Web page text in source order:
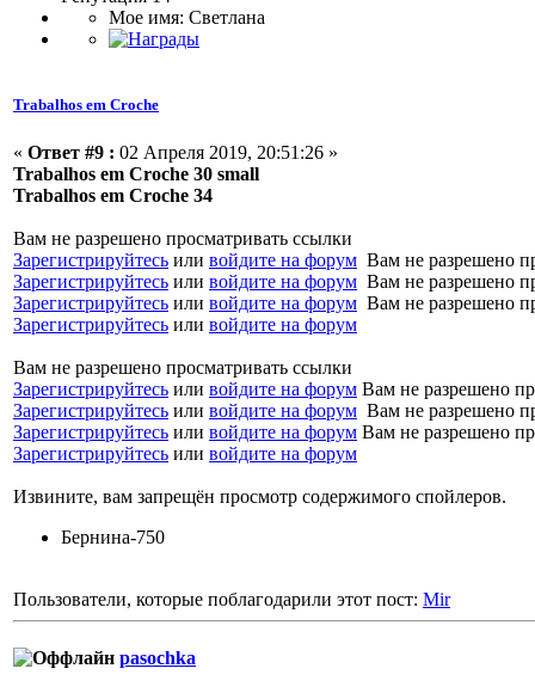
Мое имя: Светлана
Trabalhos em Croche
« Ответ #9 : 02 Апреля 2019, 20:51:26 »
Trabalhos em Croche 30 small
Trabalhos em Croche 34
Вам не разрешено просматривать ссылки
Зарегистрируйтесь или войдите на форум Вам не разрешено
Зарегистрируйтесь или войдите на форум Вам не разрешено
Зарегистрируйтесь или войдите на форум Вам не разрешено
Зарегистрируйтесь или войдите на форум
Вам не разрешено просматривать ссылки
Зарегистрируйтесь или войдите на форум Вам не разрешено
Зарегистрируйтесь или войдите на форум Вам не разрешено
Зарегистрируйтесь или войдите на форум Вам не разрешено
Зарегистрируйтесь или войдите на форум
Извините, вам запрещён просмотр содержимого спойлеров.
Бернина-750
Пользователи, которые поблагодарили этот пост: Mir
pasochka